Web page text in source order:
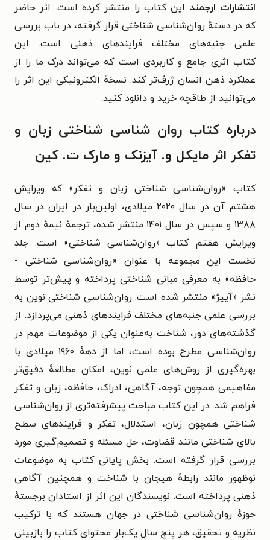
انتشارات ارجمند این کتاب را منتشر کرده است. اثر حاضر
که در دستهٔ روان‌شناسی شناختی قرار گرفته، در باب بررسی
علمی جنبه‌های مختلف فرایندهای ذهنی است. این
کتاب اثری جامع و کاربردی است که می‌تواند درک ما را از
عملکرد ذهن انسان ژرف‌تر کند. نسخهٔ الکترونیکی این اثر را
می‌توانید از طاقچه خرید و دانلود کنید.
درباره کتاب روان‌ شناسی شناختی زبان و
تفکر اثر مایکل و. آیزنک و مارک ت. کین
کتاب «روان‌‌شناسی شناختی زبان و تفکر» که ویرایش
هشتم آن در سال ۲۰۲۰ میلادی، اولین‌بار در ایران در سال
۱۳۸۸ و سپس در سال ۱۴۰۱ منتشر شده، ترجمهٔ نیمهٔ دوم از
ویرایش هفتم کتاب «روان‌شناسی شناختی» است. جلد
نخست این مجموعه با عنوان «روان‌شناسی شناختی -
حافظه» به معرفی مبانی شناختی پرداخته و پیش‌تر توسط
نشر «آییژ» منتشر شده است. روان‌شناسی شناختی نوین به
بررسی علمی جنبه‌های مختلف فرایندهای ذهنی می‌پردازد. از
گذشته‌های دور، شناخت به‌عنوان یکی از موضوعات مهم در
روان‌شناسی مطرح بوده است، اما از دههٔ ۱۹۶۰ میلادی با
بهره‌گیری از روش‌های علمی نوین، امکان مطالعهٔ دقیق‌تر
مفاهیمی همچون توجه، آگاهی، ادراک، حافظه، زبان و تفکر
فراهم شد. در این کتاب مباحث پیشرفته‌تری از روان‌شناسی
شناختی همچون زبان، استدلال، تفکر و فرایندهای سطح
بالای شناختی مانند قضاوت، حل مسئله و تصمیم‌گیری مورد
بررسی قرار گرفته است. بخش پایانی کتاب به موضوعات
نوظهور مانند رابطهٔ هیجان با شناخت و همچنین آگاهی
ذهنی پرداخته است. نویسندگان این اثر از استادان برجستهٔ
حوزهٔ روان‌شناسی شناختی در جهان هستند که با ترکیب
نظریه و تحقیق، هر پنج سال یک‌بار محتوای کتاب را بازبینی